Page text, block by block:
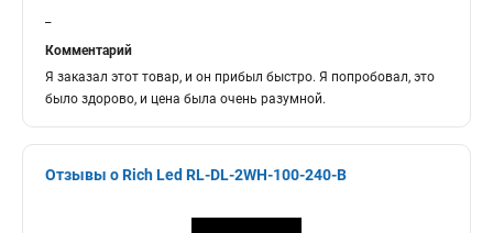
Комментарий
Я заказал этот товар, и он прибыл быстро. Я попробовал, это
было здорово, и цена была очень разумной.
Отзывы о Rich Led RL-DL-2WH-100-240-B